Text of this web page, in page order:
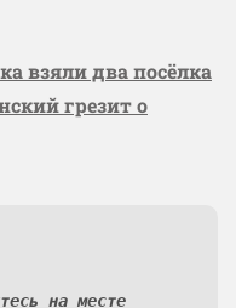
взяли два посёлка
грезит о
на месте